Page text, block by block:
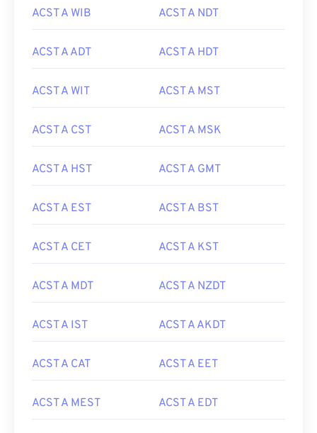
ACST A WIB ACST A NDT
ACST A ADT ACST A HDT
ACST A WIT ACST A MST
ACST A CST ACST A MSK
ACST A HST ACST A GMT
ACST A EST ACST A BST
ACST A CET ACST A KST
ACST A MDT ACST A NZDT
ACST A IST ACST A AKDT
ACST A CAT ACST A EET
ACST A MEST ACST A EDT